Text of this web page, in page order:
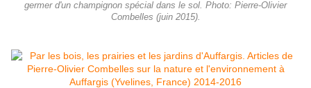
germer d'un champignon spécial dans le sol. Photo: Pierre-Olivier
Combelles (juin 2015).